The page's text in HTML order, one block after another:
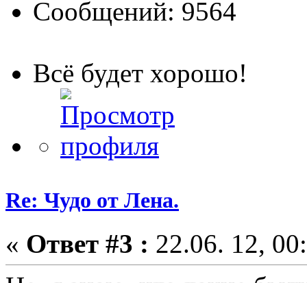
Сообщений: 9564
Всё будет хорошо!
Re: Чудо от Лена.
« Ответ #3 : 22.06. 12,